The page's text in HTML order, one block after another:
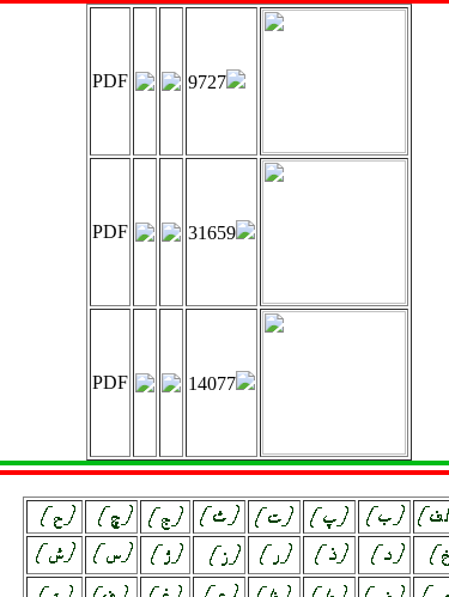
PDF 9727
PDF 31659
PDF 14077